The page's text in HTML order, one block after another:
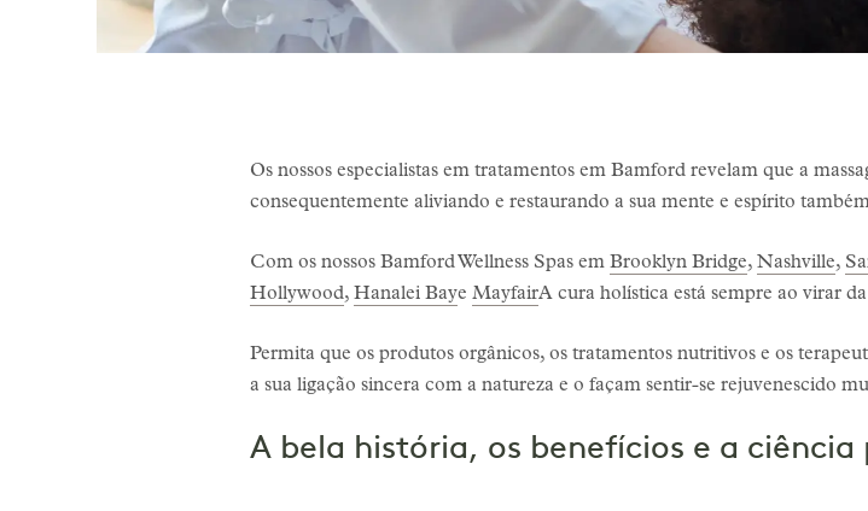
Os nossos especialistas em tratamentos em Bamford revelam que a
consequentemente aliviando e restaurando a sua mente e espírito
Com os nossos Bamford Wellness Spas em Brooklyn Bridge, Nashville,
Hollywood, Hanalei Baye MayfairA cura holística está sempre ao virar
Permita que os produtos orgânicos, os tratamentos nutritivos e os
a sua ligação sincera com a natureza e o façam sentir-se rejuvenescido
A bela história, os benefícios e a